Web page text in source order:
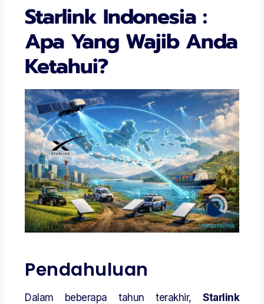
Starlink Indonesia :
Apa Yang Wajib Anda
Ketahui?
Pendahuluan
Dalam beberapa tahun terakhir, Starlink